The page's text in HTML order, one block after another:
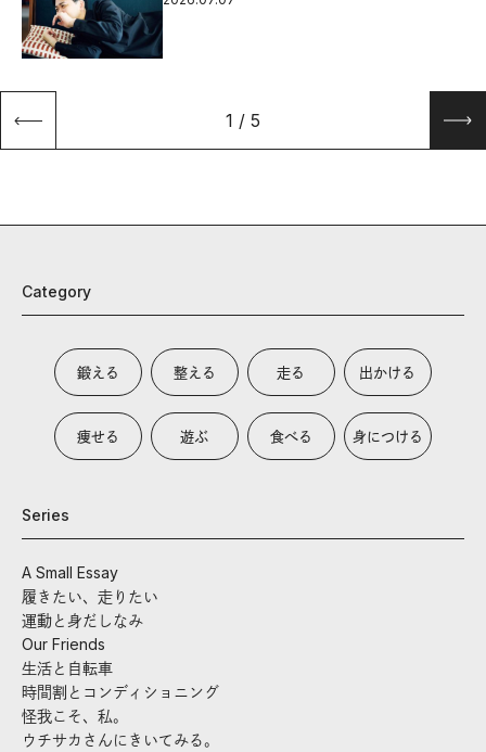
1 / 5
Category
鍛える 整える 走る 出かける
痩せる 遊ぶ 食べる 身につける
Series
A Small Essay
履きたい、走りたい
運動と身だしなみ
Our Friends
生活と自転車
時間割とコンディショニング
怪我こそ、私。
ウチサカさんにきいてみる。